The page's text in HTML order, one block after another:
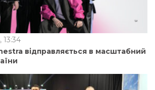
13:34
відправляється в масштабний